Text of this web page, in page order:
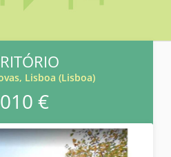
Lisboa (Lisboa)
€